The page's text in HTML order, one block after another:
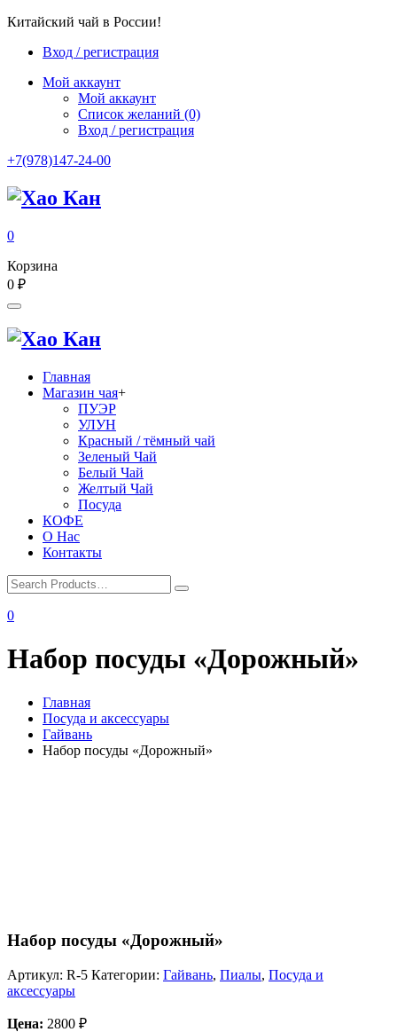
Китайский чай в России!
Вход / регистрация
Мой аккаунт
Мой аккаунт
Список желаний (0)
Вход / регистрация
+7(978)147-24-00
0
Корзина
0 ₽
Главная
Магазин чая+
ПУЭР
УЛУН
Красный / тёмный чай
Зеленый Чай
Белый Чай
Желтый Чай
Посуда
КОФЕ
О Нас
Контакты
0
Набор посуды «Дорожный»
Главная
Посуда и аксессуары
Гайвань
Набор посуды «Дорожный»
Набор посуды «Дорожный»
Артикул: R-5 Категории: Гайвань, Пиалы, Посуда и
аксессуары
Цена: 2800 ₽